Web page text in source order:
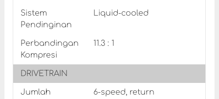
Sistem
Pendinginan
Liquid-cooled
Perbandingan
Kompresi
11.3 : 1
DRIVETRAIN
Jumlah
6-speed, return